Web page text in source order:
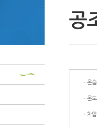
공
- 온
- 온
- 차